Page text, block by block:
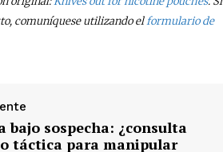
comuníquese utilizando elformulario de
bajo sospecha: ¿consulta
táctica para manipular